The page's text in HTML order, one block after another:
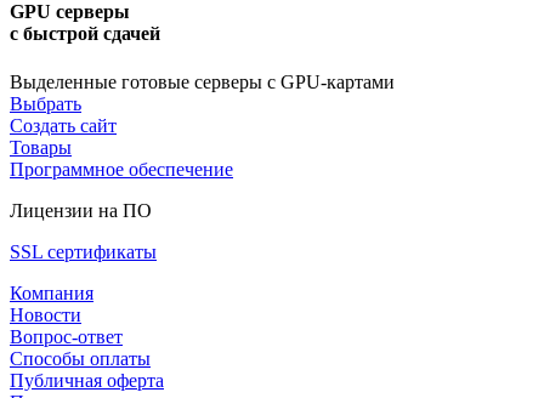
GPU серверы
с быстрой сдачей
Выделенные готовые серверы с GPU-картами
Выбрать
Создать сайт
Товары
Программное обеспечение
Лицензии на ПО
SSL сертификаты
Компания
Новости
Вопрос-ответ
Способы оплаты
Публичная оферта